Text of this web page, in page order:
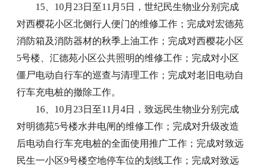
15、10月23日至11月5日，世纪民生物业分别完成
对西樱花小区北侧行人便门的维修工作；完成对宏德苑
消防箱及消防器材的秋季上油工作；完成对西樱花小区
5号楼、汇德苑小区公共照明的维修工作；完成对小区
僵尸电动自行车的巡查与清理工作；完成对老旧电动自
行车充电桩的撤除工作。
16、10月23日至11月4日，致远民生物业分别完成
对明德苑5号楼水井电闸的维修工作；完成对升级改造
后电动自行车充电桩的全面使用推广工作；完成对致远
民生一小区9号楼空地停车位的划线工作；完成对致远